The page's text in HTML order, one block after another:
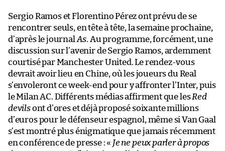
Sergio Ramos et Florentino Pérez ont prévu de se
rencontrer seuls, en tête à tête, la semaine prochaine,
d’après le journal As. Au programme, forcément, une
discussion sur l’avenir de Sergio Ramos, ardemment
courtisé par Manchester United. Le rendez-vous
devrait avoir lieu en Chine, où les joueurs du Real
s’envoleront ce week-end pour y affronter l’Inter, puis
le Milan AC. Différents médias affirment que lesRed
devilsont d’ores et déjà proposé soixante millions
d’euros pour le défenseur espagnol, même si Van Gaal
s’est montré plus énigmatique que jamais récemment
en conférence de presse : « Je ne peux parler à propos